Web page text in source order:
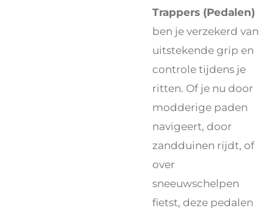
Trappers (Pedalen)
ben je verzekerd van
uitstekende grip en
controle tijdens je
ritten. Of je nu door
modderige paden
navigeert, door
zandduinen rijdt, of
over
sneeuwschelpen
fietst, deze pedalen